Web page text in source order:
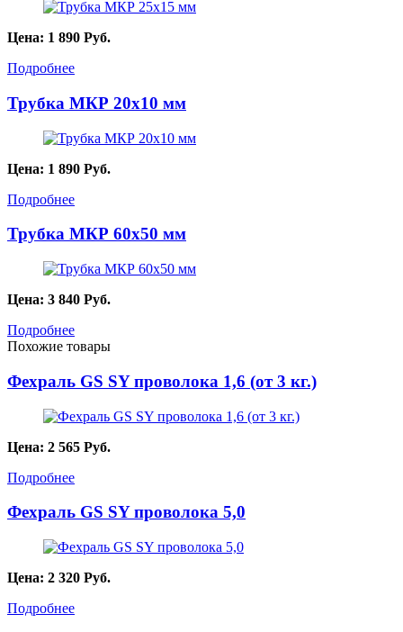
Цена: 1 890 Руб.
Подробнее
Трубка МКР 20х10 мм
Цена: 1 890 Руб.
Подробнее
Трубка МКР 60х50 мм
Цена: 3 840 Руб.
Подробнее
Похожие товары
Фехраль GS SY проволока 1,6 (от 3 кг.)
Цена: 2 565 Руб.
Подробнее
Фехраль GS SY проволока 5,0
Цена: 2 320 Руб.
Подробнее